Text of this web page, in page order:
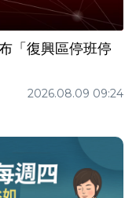
「復興區停班停
2026.08.09 09:24